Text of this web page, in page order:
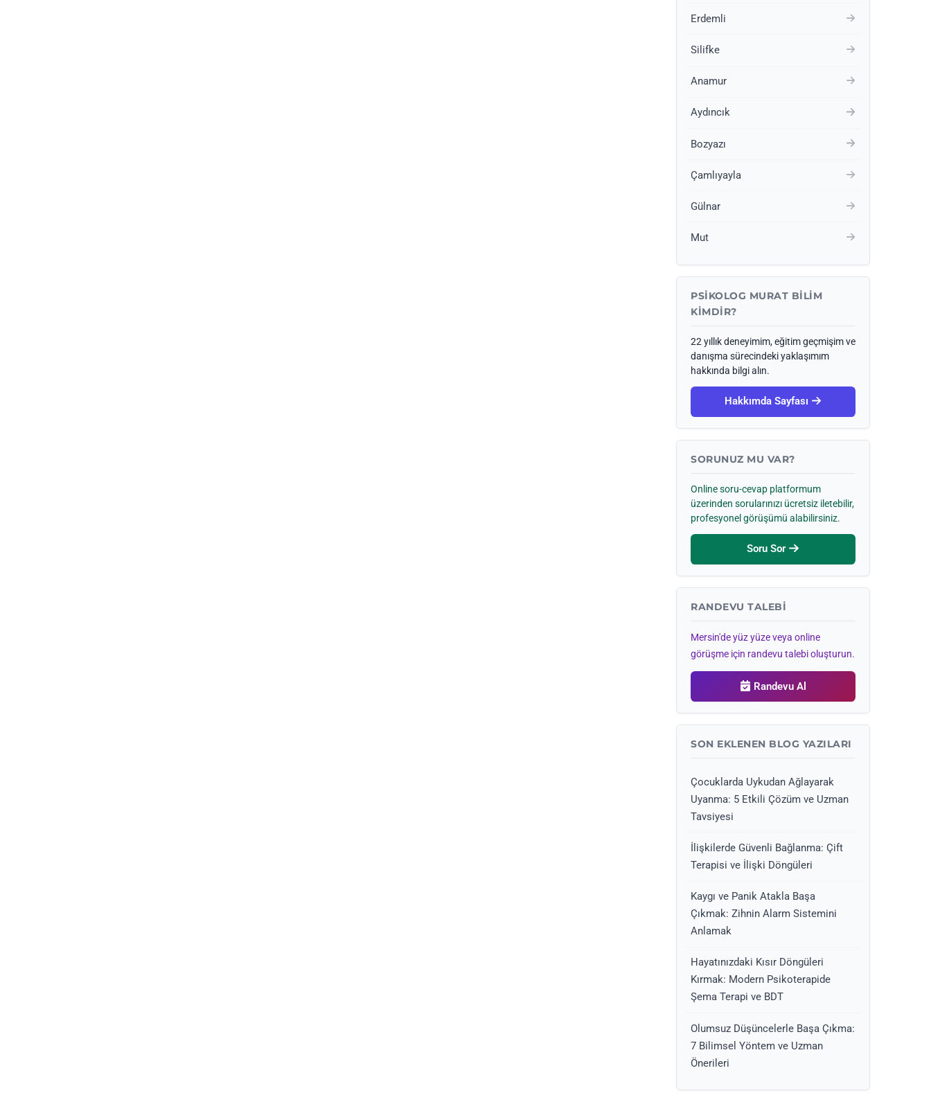
Erdemli
Silifke
Anamur
Aydıncık
Bozyazı
Çamlıyayla
Gülnar
Mut
PSIKOLOG MURAT BILIM
KIMDIR?
22 yıllık deneyimim, eğitim geçmişim ve
danışma sürecindeki yaklaşımım
hakkında bilgi alın.
Hakkımda Sayfası
SORUNUZ MU VAR?
Online soru-cevap platformum
üzerinden sorularınızı ücretsiz iletebilir,
profesyonel görüşümü alabilirsiniz.
Soru Sor
RANDEVU TALEBI
Mersin'de yüz yüze veya online
görüşme için randevu talebi oluşturun.
Randevu Al
SON EKLENEN BLOG YAZILARI
Çocuklarda Uykudan Ağlayarak
Uyanma: 5 Etkili Çözüm ve Uzman
Tavsiyesi
İlişkilerde Güvenli Bağlanma: Çift
Terapisi ve İlişki Döngüleri
Kaygı ve Panik Atakla Başa
Çıkmak: Zihnin Alarm Sistemini
Anlamak
Hayatınızdaki Kısır Döngüleri
Kırmak: Modern Psikoterapide
Şema Terapi ve BDT
Olumsuz Düşüncelerle Başa Çıkma:
7 Bilimsel Yöntem ve Uzman
Önerileri